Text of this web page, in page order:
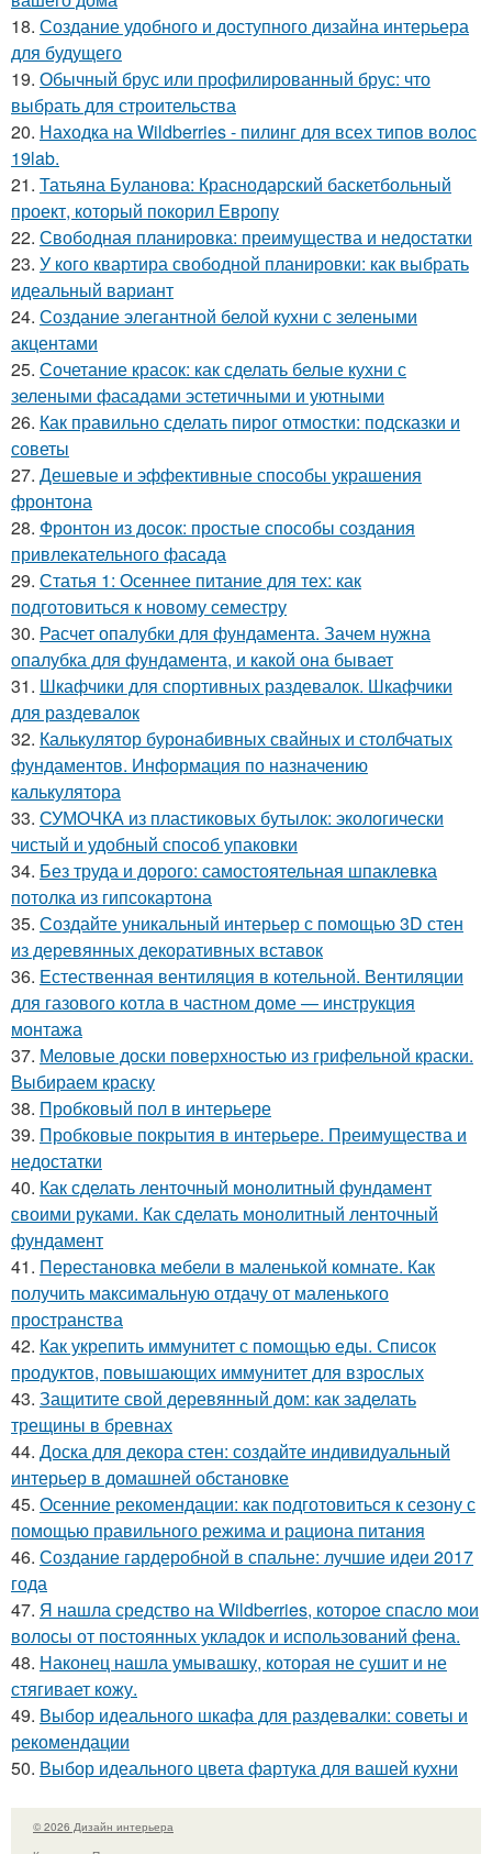
18. Создание удобного и доступного дизайна интерьера
для будущего
19. Обычный брус или профилированный брус: что
выбрать для строительства
20. Находка на Wildberries - пилинг для всех типов волос
19lab.
21. Татьяна Буланова: Краснодарский баскетбольный
проект, который покорил Европу
22. Свободная планировка: преимущества и недостатки
23. У кого квартира свободной планировки: как выбрать
идеальный вариант
24. Создание элегантной белой кухни с зелеными
акцентами
25. Сочетание красок: как сделать белые кухни с
зелеными фасадами эстетичными и уютными
26. Как правильно сделать пирог отмостки: подсказки и
советы
27. Дешевые и эффективные способы украшения
фронтона
28. Фронтон из досок: простые способы создания
привлекательного фасада
29. Статья 1: Осеннее питание для тех: как
подготовиться к новому семестру
30. Расчет опалубки для фундамента. Зачем нужна
опалубка для фундамента, и какой она бывает
31. Шкафчики для спортивных раздевалок. Шкафчики
для раздевалок
32. Калькулятор буронабивных свайных и столбчатых
фундаментов. Информация по назначению
калькулятора
33. СУМОЧКА из пластиковых бутылок: экологически
чистый и удобный способ упаковки
34. Без труда и дорого: самостоятельная шпаклевка
потолка из гипсокартона
35. Создайте уникальный интерьер с помощью 3D стен
из деревянных декоративных вставок
36. Естественная вентиляция в котельной. Вентиляции
для газового котла в частном доме — инструкция
монтажа
37. Меловые доски поверхностью из грифельной краски.
Выбираем краску
38. Пробковый пол в интерьере
39. Пробковые покрытия в интерьере. Преимущества и
недостатки
40. Как сделать ленточный монолитный фундамент
своими руками. Как сделать монолитный ленточный
фундамент
41. Перестановка мебели в маленькой комнате. Как
получить максимальную отдачу от маленького
пространства
42. Как укрепить иммунитет с помощью еды. Список
продуктов, повышающих иммунитет для взрослых
43. Защитите свой деревянный дом: как заделать
трещины в бревнах
44. Доска для декора стен: создайте индивидуальный
интерьер в домашней обстановке
45. Осенние рекомендации: как подготовиться к сезону с
помощью правильного режима и рациона питания
46. Создание гардеробной в спальне: лучшие идеи 2017
года
47. Я нашла средство на Wildberries, которое спасло мои
волосы от постоянных укладок и использований фена.
48. Наконец нашла умывашку, которая не сушит и не
стягивает кожу.
49. Выбор идеального шкафа для раздевалки: советы и
рекомендации
50. Выбор идеального цвета фартука для вашей кухни
© 2026 Дизайн интерьера